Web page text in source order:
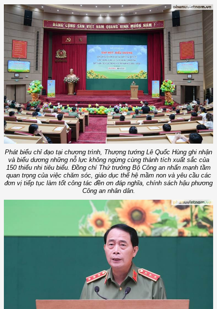
Phát biểu chỉ đạo tại chương trình, Thượng tướng Lê Quốc Hùng ghi nhận
và biểu dương những nỗ lực không ngừng cùng thành tích xuất sắc của
150 thiếu nhi tiêu biểu. Đồng chí Thứ trưởng Bộ Công an nhấn mạnh tầm
quan trọng của việc chăm sóc, giáo dục thế hệ mầm non và yêu cầu các
đơn vị tiếp tục làm tốt công tác đền ơn đáp nghĩa, chính sách hậu phương
Công an nhân dân.